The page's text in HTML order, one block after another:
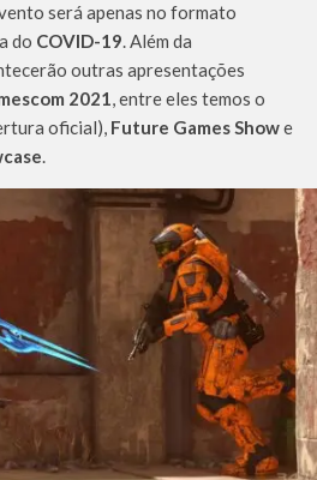
será apenas no formato
do COVID-19. Além da
outras apresentações
2021, entre eles temos o
oficial), Future Games Showe
.